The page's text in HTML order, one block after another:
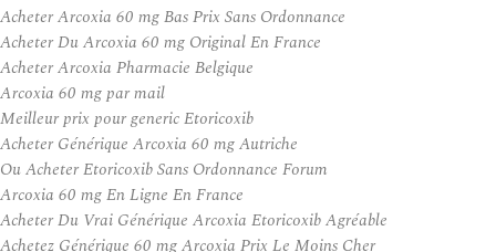
Acheter Arcoxia 60 mg Bas Prix Sans Ordonnance
Acheter Du Arcoxia 60 mg Original En France
Acheter Arcoxia Pharmacie Belgique
Arcoxia 60 mg par mail
Meilleur prix pour generic Etoricoxib
Acheter Générique Arcoxia 60 mg Autriche
Ou Acheter Etoricoxib Sans Ordonnance Forum
Arcoxia 60 mg En Ligne En France
Acheter Du Vrai Générique Arcoxia Etoricoxib Agréable
Achetez Générique 60 mg Arcoxia Prix Le Moins Cher